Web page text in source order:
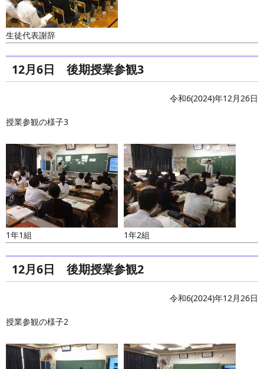
生徒代表謝辞
12月6日 後期授業参観3
令和6(2024)年12月26日
授業参観の様子3
1年1組 1年2組
12月6日 後期授業参観2
令和6(2024)年12月26日
授業参観の様子2